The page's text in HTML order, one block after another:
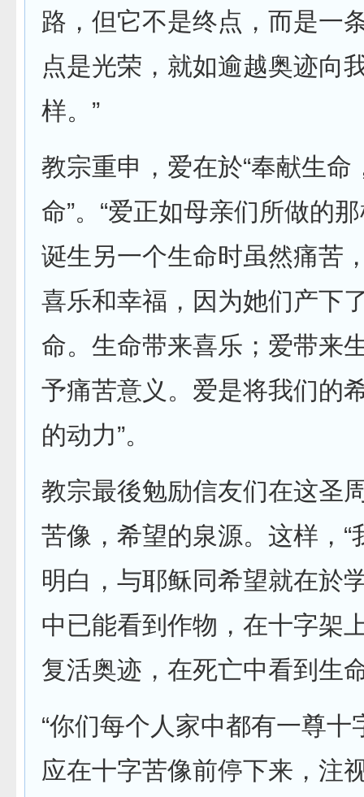
路，但它不是终点，而是一
点是光荣，就如逾越奥迹向
样。”
教宗重申，爱在於“奉献生命
命”。“爱正如母亲们所做的
诞生另一个生命时虽然痛苦
喜乐和幸福，因为她们产下
命。生命带来喜乐；爱带来
予痛苦意义。爱是将我们的
的动力”。
教宗最後勉励信友们在这圣
苦像，希望的泉源。这样，“
明白，与耶稣同希望就在於
中已能看到作物，在十字架
复活奥迹，在死亡中看到生
“你们每个人家中都有一尊十
应在十字苦像前停下来，注